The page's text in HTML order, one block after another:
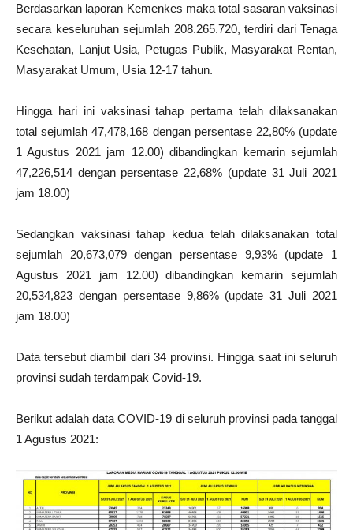
Berdasarkan laporan Kemenkes maka total sasaran vaksinasi
secara keseluruhan sejumlah 208.265.720, terdiri dari Tenaga
Kesehatan, Lanjut Usia, Petugas Publik, Masyarakat Rentan,
Masyarakat Umum, Usia 12-17 tahun.
Hingga hari ini vaksinasi tahap pertama telah dilaksanakan
total sejumlah 47,478,168 dengan persentase 22,80% (update
1 Agustus 2021 jam 12.00) dibandingkan kemarin sejumlah
47,226,514 dengan persentase 22,68% (update 31 Juli 2021
jam 18.00)
Sedangkan vaksinasi tahap kedua telah dilaksanakan total
sejumlah 20,673,079 dengan persentase 9,93% (update 1
Agustus 2021 jam 12.00) dibandingkan kemarin sejumlah
20,534,823 dengan persentase 9,86% (update 31 Juli 2021
jam 18.00)
Data tersebut diambil dari 34 provinsi. Hingga saat ini seluruh
provinsi sudah terdampak Covid-19.
Berikut adalah data COVID-19 di seluruh provinsi pada tanggal
1 Agustus 2021: